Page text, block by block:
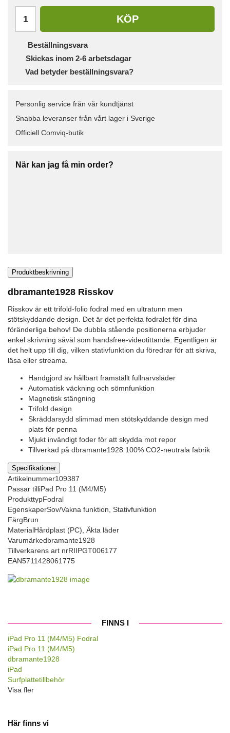
KÖP
Beställningsvara
Skickas inom 2-6 arbetsdagar
Vad betyder beställningsvara?
Personlig service från vår kundtjänst
Snabba leveranser från vårt lager i Sverige
Officiell Comviq-butik
När kan jag få min order?
Produktbeskrivning
dbramante1928 Risskov
Risskov är ett trifold-folio fodral med en ultratunn men
stötskyddande design. Det är det perfekta fodralet för dina
föränderliga behov! De dubbla stående positionerna erbjuder
enkel skrivning såväl som handsfree-videotittande. Egentligen är
det helt upp till dig, vilken stativfunktion du föredrar för att skriva,
läsa eller streama.
Handgjord av hållbart framställt fullnarvsläder
Automatisk väckning och sömnfunktion
Magnetisk stängning
Trifold design
Skräddarsydd slimmad men stötskyddande design med
plats för penna
Mjukt invändigt foder för att skydda mot repor
Tillverkad på dbramante1928 100% CO2-neutrala fabrik
Specifikationer
Artikelnummer109387
Passar tilliPad Pro 11 (M4/M5)
ProdukttypFodral
EgenskaperSov/Vakna funktion, Stativfunktion
FärgBrun
MaterialHårdplast (PC), Äkta läder
Varumärkedbramante1928
Tillverkarens art nrRIIPGT006177
EAN5711428061775
FINNS I
iPad Pro 11 (M4/M5) Fodral
iPad Pro 11 (M4/M5)
dbramante1928
iPad
Surfplattetillbehör
Visa fler
Här finns vi